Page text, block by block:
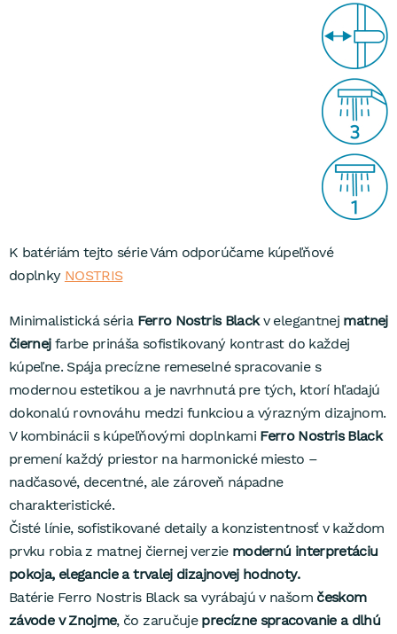
K batériám tejto série Vám odporúčame kúpeľňové
doplnky NOSTRIS
Minimalistická séria Ferro Nostris Blackv elegantnej matnej
čiernejfarbe prináša sofistikovaný kontrast do každej
kúpeľne. Spája precízne remeselné spracovanie s
modernou estetikou a je navrhnutá pre tých, ktorí hľadajú
dokonalú rovnováhu medzi funkciou a výrazným dizajnom.
V kombinácii s kúpeľňovými doplnkami Ferro Nostris Black
premení každý priestor na harmonické miesto –
nadčasové, decentné, ale zároveň nápadne
charakteristické.
Čisté línie, sofistikované detaily a konzistentnosť v každom
prvku robia z matnej čiernej verzie modernú interpretáciu
pokoja, elegancie a trvalej dizajnovej hodnoty.
Batérie Ferro Nostris Black sa vyrábajú v našom českom
závode v Znojme, čo zaručuje precízne spracovanie a dlhú